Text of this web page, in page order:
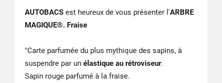
AUTOBACS est heureux de vous présenter l'ARBRE
MAGIQUE®. Fraise
"Carte parfumée du plus mythique des sapins, à
suspendre par un élastique au rétroviseur.
Sapin rouge parfumé à la fraise.